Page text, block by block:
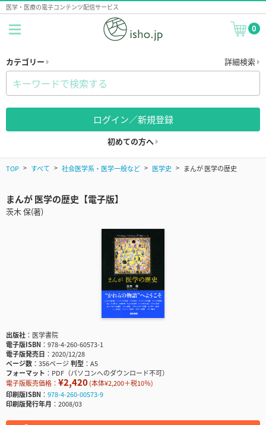
医学・医療の電子コンテンツ配信サービス
0
カテゴリー 詳細検索
ログイン／新規登録
初めての方へ
TOP すべて 社会医学系・医学一般など 医学史 まんが 医学の歴史
まんが 医学の歴史【電子版】
茨木 保(著)
出版社
医学書院
電子版ISBN
978-4-260-60573-1
電子版発売日
2020/12/28
ページ数
356ページ判型
A5
フォーマット
PDF（パソコンへのダウンロード不可）
電子版販売価格： ¥2,420(本体¥2,200＋税10％)
印刷版ISBN
978-4-260-00573-9
印刷版発行年月
2008/03